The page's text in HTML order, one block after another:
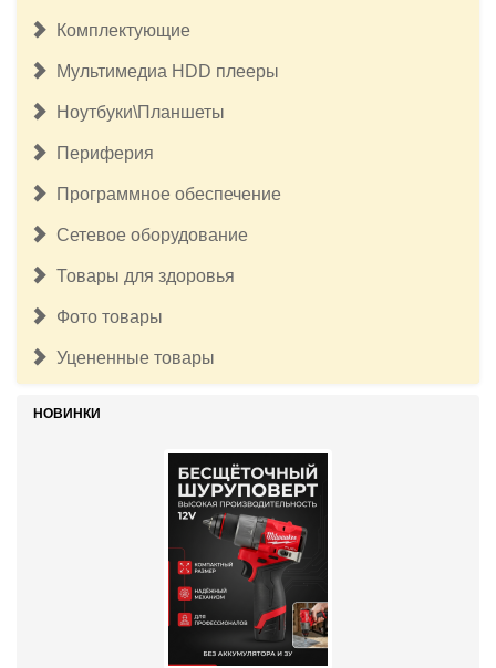
Комплектующие
Мультимедиа HDD плееры
Ноутбуки\Планшеты
Периферия
Программное обеспечение
Сетевое оборудование
Товары для здоровья
Фото товары
Уцененные товары
НОВИНКИ